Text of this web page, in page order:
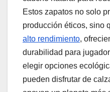
Estos zapatos no solo
producción éticos, sino
alto rendimiento,
durabilidad para
elegir opciones
pueden disfrutar de